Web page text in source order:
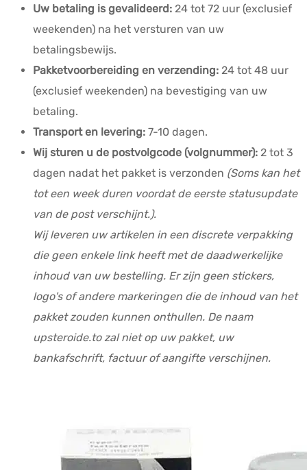
Uw betaling is gevalideerd: 24 tot 72 uur (exclusief
weekenden) na het versturen van uw
betalingsbewijs.
Pakketvoorbereiding en verzending: 24 tot 48 uur
(exclusief weekenden) na bevestiging van uw
betaling.
Transport en levering: 7-10 dagen.
Wij sturen u de postvolgcode (volgnummer): 2 tot 3
dagen nadat het pakket is verzonden (Soms kan het
tot een week duren voordat de eerste statusupdate
van de post verschijnt.).
Wij leveren uw artikelen in een discrete verpakking
die geen enkele link heeft met de daadwerkelijke
inhoud van uw bestelling. Er zijn geen stickers,
logo's of andere markeringen die de inhoud van het
pakket zouden kunnen onthullen. De naam
upsteroide.to zal niet op uw pakket, uw
bankafschrift, factuur of aangifte verschijnen.